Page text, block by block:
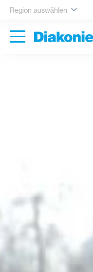
Region auswählen